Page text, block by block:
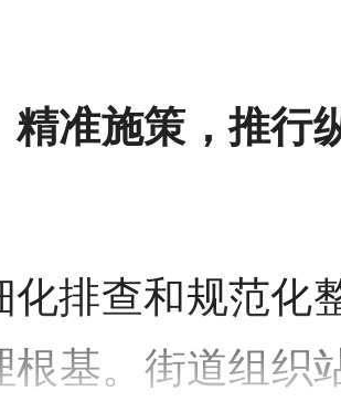
精准施策，推行
化排查和规范化
根基。街道组织